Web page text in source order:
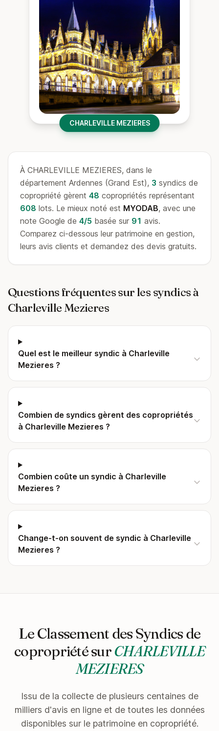
CHARLEVILLE MEZIERES
À CHARLEVILLE MEZIERES, dans le
département Ardennes (Grand Est), 3 syndics de
copropriété gèrent 48 copropriétés représentant
608 lots. Le mieux noté est MYODAB, avec une
note Google de 4/5 basée sur 91 avis.
Comparez ci-dessous leur patrimoine en gestion,
leurs avis clients et demandez des devis gratuits.
Questions fréquentes sur les syndics à
Charleville Mezieres
Quel est le meilleur syndic à Charleville
Mezieres ?
Combien de syndics gèrent des copropriétés
à Charleville Mezieres ?
Combien coûte un syndic à Charleville
Mezieres ?
Change-t-on souvent de syndic à Charleville
Mezieres ?
Le Classement des Syndics de
copropriété surCHARLEVILLE
MEZIERES
Issu de la collecte de plusieurs centaines de
milliers d'avis en ligne et de toutes les données
disponibles sur le patrimoine en copropriété.